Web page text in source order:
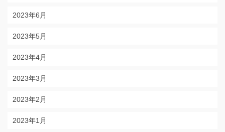
2023年6月
2023年5月
2023年4月
2023年3月
2023年2月
2023年1月